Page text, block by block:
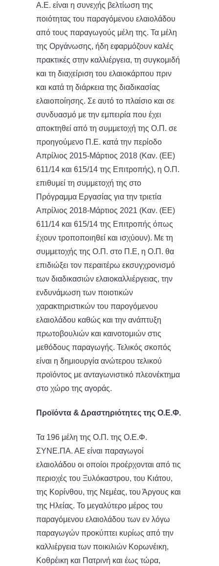
Α.Ε. είναι η συνεχής βελτίωση της
ποιότητας του παραγόμενου ελαιολάδου
από τους παραγωγούς μέλη της. Τα μέλη
της Οργάνωσης, ήδη εφαρμόζουν καλές
πρακτικές στην καλλιέργεια, τη συγκομιδή
και τη διαχείριση του ελαιοκάρπου πριν
και κατά τη διάρκεια της διαδικασίας
ελαιοποίησης. Σε αυτό το πλαίσιο και σε
συνδυασμό με την εμπειρία που έχει
αποκτηθεί από τη συμμετοχή της Ο.Π. σε
προηγούμενο Π.Ε. κατά την περίοδο
Απρίλιος 2015-Μάρτιος 2018 (Καν. (ΕΕ)
611/14 και 615/14 της Επιτροπής), η Ο.Π.
επιθυμεί τη συμμετοχή της στο
Πρόγραμμα Εργασίας για την τριετία
Απρίλιος 2018-Μάρτιος 2021 (Καν. (ΕΕ)
611/14 και 615/14 της Επιτροπής όπως
έχουν τροποποιηθεί και ισχύουν). Με τη
συμμετοχής της Ο.Π. στο Π.Ε, η Ο.Π. θα
επιδιώξει τον περαιτέρω εκσυγχρονισμό
των διαδικασιών ελαιοκαλλιέργειας, την
ενδυνάμωση των ποιοτικών
χαρακτηριστικών του παρογόμενου
ελαιολάδου καθώς και την ανάπτυξη
πρωτοβουλιών και καινοτομιών στις
μεθόδους παραγωγής. Τελικός σκοπός
είναι η δημιουργία ανώτερου τελικού
προϊόντος με ανταγωνιστικό πλεονέκτημα
στο χώρο της αγοράς.
Προϊόντα & Δραστηριότητες της Ο.Ε.Φ.
Τα 196 μέλη της Ο.Π. της Ο.Ε.Φ.
ΣΥΝΕ.ΠΑ. ΑΕ είναι παραγωγοί
ελαιολάδου οι οποίοι προέρχονται από τις
περιοχές του Ξυλόκαστρου, του Κιάτου,
της Κορίνθου, της Νεμέας, του Άργους και
της Ηλείας. Το μεγαλύτερο μέρος του
παραγόμενου ελαιολάδου των εν λόγω
παραγωγών προκύπτει κυρίως από την
καλλιέργεια των ποικιλιών Κορωνέικη,
Κοθρέικη και Πατρινή και έως τώρα,